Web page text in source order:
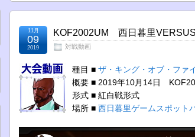
KOF2002UM 西日暮里
対戦動画
11月
09
2019
種目 ■ ザ・キング・オブ・ファ
概要 ■ 2019年10月14日
形式 ■ 紅白戦形式
場所 ■ 西日暮里ゲームスポット